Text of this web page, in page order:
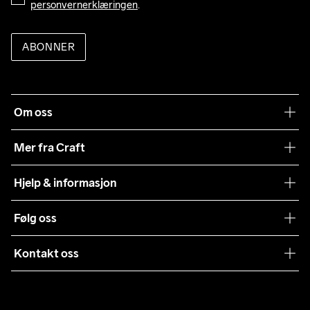
personvernerklæringen.
ABONNER
Om oss
Mer fra Craft
Teamwear
Bærekraft
Samarbeid
Hjelp & informasjon
Vilkår & Betingelser
Returer
Følg oss
Kontakt oss